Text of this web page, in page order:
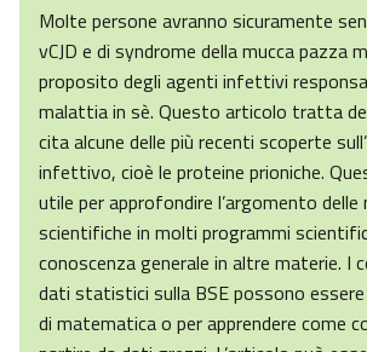
Molte persone avranno sicuramente
vCJD e di syndrome della mucca pazza
proposito degli agenti infettivi
malattia in sè. Questo articolo tratta
cita alcune delle più recenti scoperte
infettivo, cioè le proteine prioniche.
utile per approfondire l’argomento
scientifiche in molti programmi
conoscenza generale in altre materie. I
dati statistici sulla BSE possono
di matematica o per apprendere come